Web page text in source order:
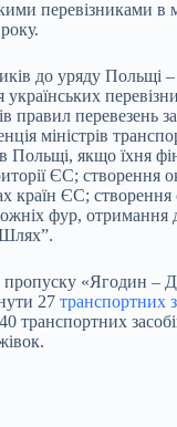
перевізниками в
до уряду Польщі
українських
правил перевезень
міністрів
Польщі, якщо їхня
ЄС; створення
країн ЄС; створення
фур, отримання
«Ягодин –
27 транспортних
транспортних